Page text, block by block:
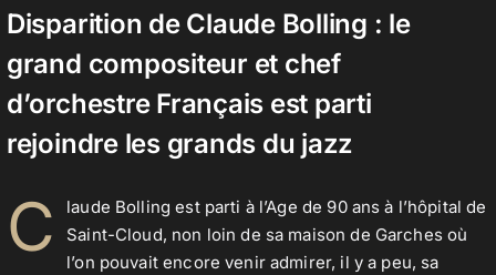
Télécharger notre application
Contact
Disparition de Claude Bolling : le
grand compositeur et chef
d’orchestre Français est parti
rejoindre les grands du jazz
C
laude Bolling est parti à l’Age de 90 ans à l’hôpital de
Saint-Cloud, non loin de sa maison de Garches où
l’on pouvait encore venir admirer, il y a peu, sa